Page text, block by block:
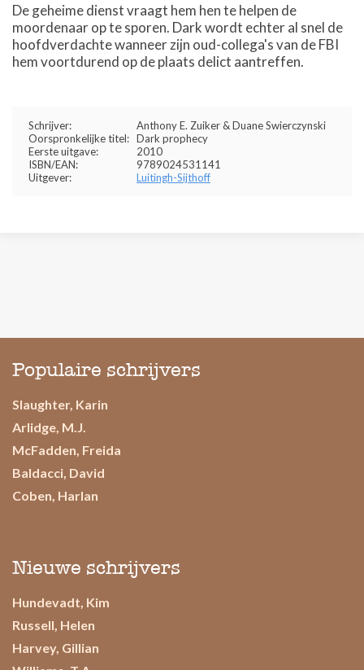
De geheime dienst vraagt hem hen te helpen de
moordenaar op te sporen. Dark wordt echter al snel de
hoofdverdachte wanneer zijn oud-collega's van de FBI
hem voortdurend op de plaats delict aantreffen.
Schrijver:
Anthony E. Zuiker & Duane Swierczynski
Oorspronkelijke titel: Dark prophecy
Eerste uitgave:
2010
ISBN/EAN:
9789024531141
Uitgever:
Luitingh-Sijthoff
Populaire schrijvers
Slaughter, Karin
Arlidge, M.J.
McFadden, Freida
Baldacci, David
Coben, Harlan
Nieuwe schrijvers
Hundevadt, Kim
Russell, Helen
Harvey, Gillian